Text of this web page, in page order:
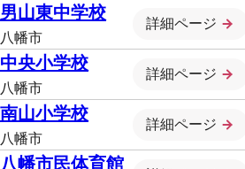
男山東中学校
八幡市
詳細ページ
中央小学校
八幡市
詳細ページ
南山小学校
八幡市
詳細ページ
八幡市民体育館